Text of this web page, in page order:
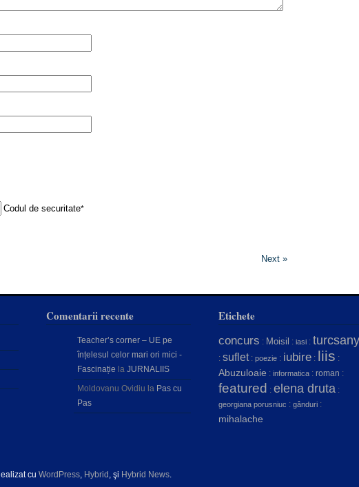
Codul de securitate*
Next »
Comentarii recente
Teacher’s corner – UE pe
înțelesul celor mari ori mici -
Fascinație la JURNALIIS
Moldovanu Ovidiu la Pas cu
Pas
Etichete
concurs : Moisil : iasi :
: suflet: poezie : iubire : liis :
Abuzuloaie : informatica : roman :
featured : elena druta :
georgiana porusniuc : gânduri :
mihalache
cu WordPress, Hybrid , şi Hybrid News.